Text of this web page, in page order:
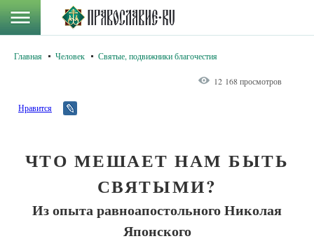
Главная Человек Святые, подвижники благочестия
12 168 просмотров
Нравится
ЧТО МЕШАЕТ НАМ БЫТЬ
СВЯТЫМИ?
Из опыта равноапостольного Николая
Японского